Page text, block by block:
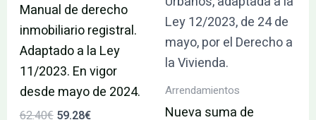
Manual de derecho
inmobiliario registral.
Adaptado a la Ley
11/2023. En vigor
desde mayo de 2024.
62.40€ 59.28€
Arrendamientos
Nueva suma de